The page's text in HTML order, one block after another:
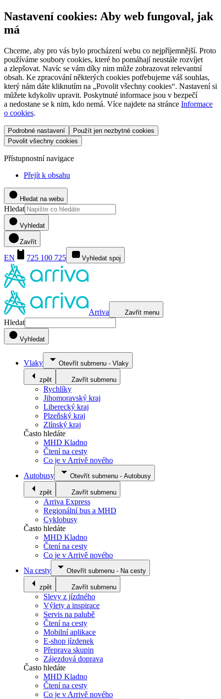
Nastavení cookies: Aby web fungoval, jak
má
Chceme, aby pro vás bylo procházení webu co nejpříjemnější. Proto
používáme soubory cookies, které ho pomáhají neustále rozvíjet
a zlepšovat. Navíc se vám díky nim může zobrazovat relevantní
obsah. Ke zpracování některých cookies potřebujeme váš souhlas,
který nám dáte kliknutím na „Povolit všechny cookies“. Nastavení si
můžete kdykoliv upravit. Poskytnuté informace jsou v bezpečí
a nedostane se k nim, kdo nemá. Více najdete na stránce Informace
o cookies.
Podrobné nastavení
Použít jen nezbytné cookies
Povolit všechny cookies
Přístupnostní navigace
Přejít k obsahu
Hledat na webu
Hledat
Vyhledat
Zavřít
EN 725 100 725 Vyhledat spoj
Arriva Zavřít menu
Hledat
Vyhledat
Vlaky Otevřít submenu - Vlaky
zpět Zavřít submenu
Rychlíky
Jihomoravský kraj
Liberecký kraj
Plzeňský kraj
Zlínský kraj
Často hledáte
MHD Kladno
Čtení na cesty
Co je v Arrivě nového
Autobusy
Otevřít submenu - Autobusy
zpět Zavřít submenu
Arriva Express
Regionální bus a MHD
Cyklobusy
Často hledáte
MHD Kladno
Čtení na cesty
Co je v Arrivě nového
Na cesty
Otevřít submenu - Na cesty
zpět Zavřít submenu
Slevy z jízdného
Výlety a inspirace
Servis na palubě
Čtení na cesty
Mobilní aplikace
E-shop jízdenek
Přeprava skupin
Zájezdová doprava
Často hledáte
MHD Kladno
Čtení na cesty
Co je v Arrivě nového